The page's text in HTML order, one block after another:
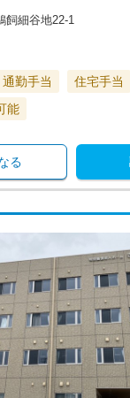
飼細谷地22‐1
通勤手当 住宅手当
能
る